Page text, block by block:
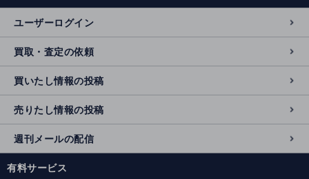
ユーザーログイン
買取・査定の依頼
買いたし情報の投稿
売りたし情報の投稿
週刊メールの配信
有料サービス